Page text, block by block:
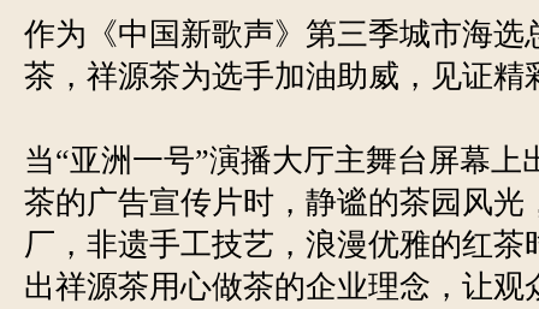
作为《中国新歌声》第三季城市海选
茶，祥源茶为选手加油助威，见证精
当“亚洲一号”演播大厅主舞台屏幕上
茶的广告宣传片时，静谧的茶园风光
厂，非遗手工技艺，浪漫优雅的红茶
出祥源茶用心做茶的企业理念，让观